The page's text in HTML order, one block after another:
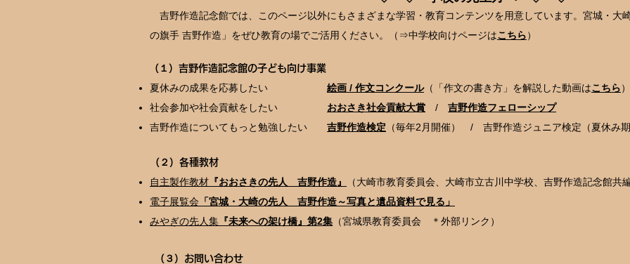
吉野作造記念館では、このページ以外にもさまざまな学習・教育コンテンツを用意しています。 宮城・大
の旗手 吉野作造」をぜひ教育の場でご活用ください。（⇒中学校向けページはこちら）
（１）吉野作造記念館の子ども向け事業
夏休みの成果を応募したい 絵画 / 作文コンクール（「作文の書き方」を解説した動画はこちら）
社会参加や社会貢献をしたい おおさき社会貢献大賞 / 吉野作造フェローシップ
吉野作造についてもっと勉強したい 吉野作造検定 （毎年2月開催） / 吉野作造ジュニア検定（夏休み
（２）各種教材
自主製作教材 『おおさきの先人 吉野作造』
（大崎市教育委員会、大崎市立古川中学校、吉野作造記念館共
電子展覧会 「宮城・大崎の先人 吉野作造～写真と遺品資料で見る」
みやぎの先人集 『未来への架け橋』第2集 （宮城県教育委員会 ＊外部リンク）
（３）お問い合わせ